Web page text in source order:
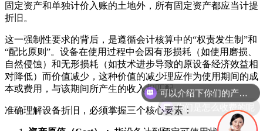
固定资产和单独计价入账的土地外，所有固定资产都应当计提
折旧。
这一强制性要求的背后，是遵循会计核算中的“权责发生制”和
“配比原则”。设备在使用过程中会因有形损耗（如使用磨损、
自然侵蚀）和无形损耗（如技术进步导致的原设备经济效益相
对降低）而价值减少，这种价值的减少理应作为使用期间的成
本或费用，与该期间所产生的收入相匹配。
准确理解设备折旧，必须掌握三个核心要素：
你们是怎么收费的呢